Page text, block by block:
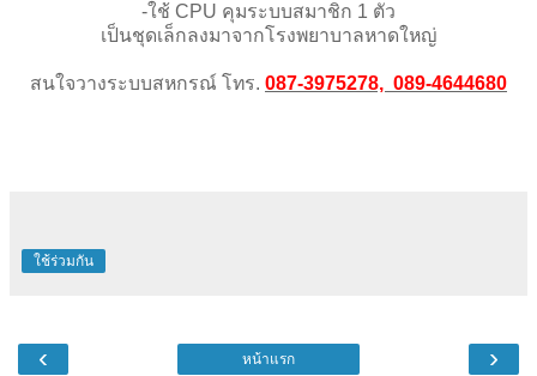
-ใช้ CPU คุมระบบสมาชิก 1 ตัว
เป็นชุดเล็กลงมาจากโรงพยาบาลหาดใหญ่
สนใจวางระบบสหกรณ์ โทร. 087-3975278, 089-4644680
ใช้ร่วมกัน
‹ ›
หน้าแรก